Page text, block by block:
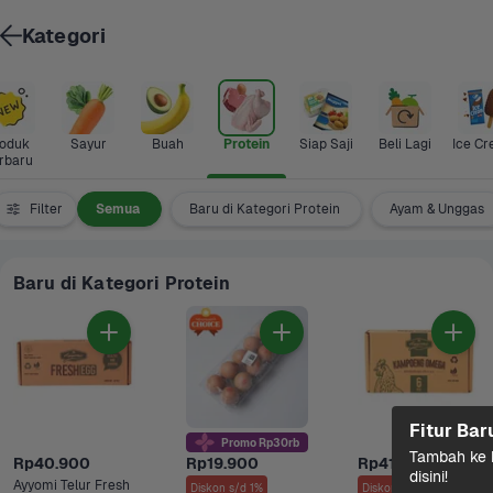
Sayur Buah Protein Siap Saji Beli Lagi Ice
Filter Semua Baru di Kategori Protein Ayam & Unggas
Baru di Kategori Protein
Rp40.900
Ayyomi Telur Fresh
Promo Rp30rb
Rp19.900
Diskon s/d 1%
Rp41.900
Diskon s/d 3%
Kategori
Fitur
Tambah ke
disini!